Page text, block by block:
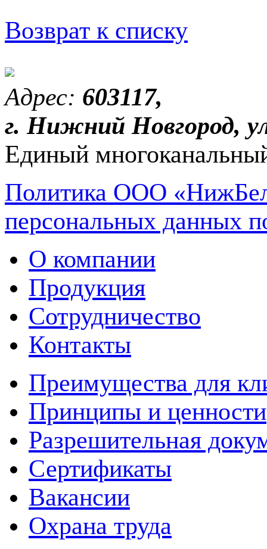
Возврат к списку
Адрес: 603117,
г. Нижний Новгород,
Единый
Политика ООО
персональных данных
О компании
Продукция
Сотрудничество
Контакты
Преимущества для
Принципы и ценности
Разрешительная
Сертификаты
Вакансии
Охрана труда